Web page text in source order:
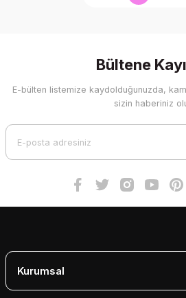
Bültene
E-bülten listemize kaydolduğunuzda,
sizin haberiniz
Kurumsal